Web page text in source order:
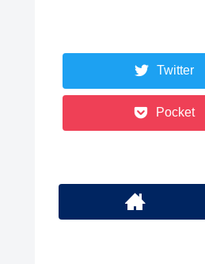
Twitter
Pocket